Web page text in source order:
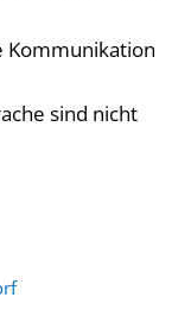
Kommunikation
sind nicht